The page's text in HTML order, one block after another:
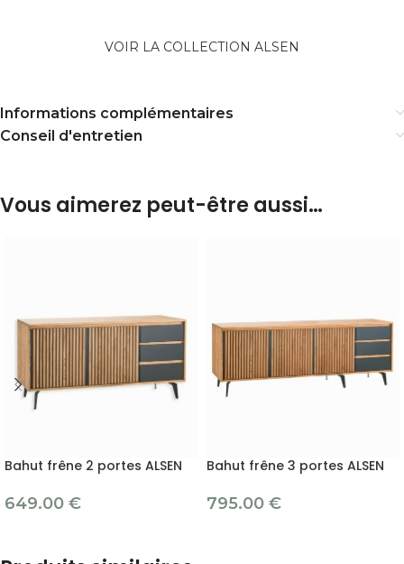
VOIR LA COLLECTION ALSEN
Informations complémentaires
Conseil d'entretien
Vous aimerez peut-être aussi…
Bahut frêne 2 portes ALSEN
649.00 €
Bahut frêne 3 portes ALSEN
795.00 €